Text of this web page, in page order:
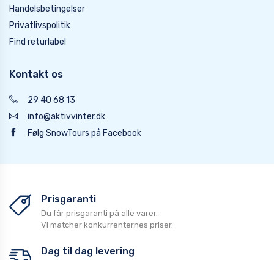
Handelsbetingelser
Privatlivspolitik
Find returlabel
Kontakt os
29 40 68 13
info@aktivvinter.dk
Følg SnowTours på Facebook
Prisgaranti
Du får prisgaranti på alle varer.
Vi matcher konkurrenternes priser.
Dag til dag levering